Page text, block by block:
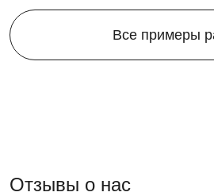
Все примеры
Отзывы о нас